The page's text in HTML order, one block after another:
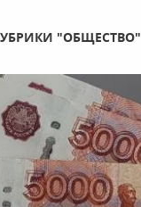
"ОБЩЕСТВО"